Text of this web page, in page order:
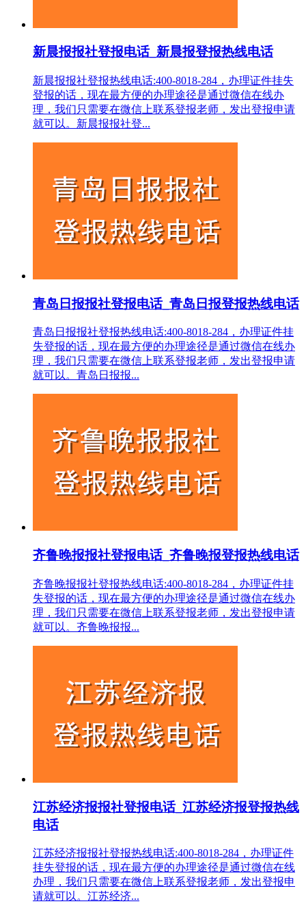
新晨报报社登报电话_新晨报登报热线电话
新晨报报社登报热线电话:400-8018-284，办理证件挂失
登报的话，现在最方便的办理途径是通过微信在线办
理，我们只需要在微信上联系登报老师，发出登报申请
就可以。新晨报报社登...
青岛日报报社登报电话_青岛日报登报热线电话
青岛日报报社登报热线电话:400-8018-284，办理证件挂
失登报的话，现在最方便的办理途径是通过微信在线办
理，我们只需要在微信上联系登报老师，发出登报申请
就可以。青岛日报报...
齐鲁晚报报社登报电话_齐鲁晚报登报热线电话
齐鲁晚报报社登报热线电话:400-8018-284，办理证件挂
失登报的话，现在最方便的办理途径是通过微信在线办
理，我们只需要在微信上联系登报老师，发出登报申请
就可以。齐鲁晚报报...
江苏经济报报社登报电话_江苏经济报登报热线
电话
江苏经济报报社登报热线电话:400-8018-284，办理证件
挂失登报的话，现在最方便的办理途径是通过微信在线
办理，我们只需要在微信上联系登报老师，发出登报申
请就可以。江苏经济...